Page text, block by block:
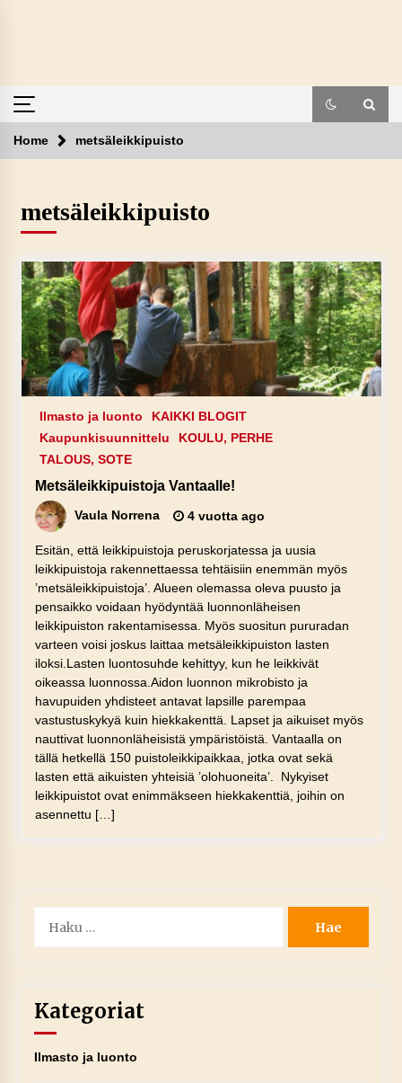
Home metsäleikkipuisto
metsäleikkipuisto
Ilmasto ja luonto
KAIKKI BLOGIT
Kaupunkisuunnittelu
KOULU, PERHE
TALOUS, SOTE
Metsäleikkipuistoja Vantaalle!
Vaula Norrena 4 vuotta ago
Esitän, että leikkipuistoja peruskorjatessa ja uusia
leikkipuistoja rakennettaessa tehtäisiin enemmän myös
’metsäleikkipuistoja’. Alueen olemassa oleva puusto ja
pensaikko voidaan hyödyntää luonnonläheisen
leikkipuiston rakentamisessa. Myös suositun pururadan
varteen voisi joskus laittaa metsäleikkipuiston lasten
iloksi.Lasten luontosuhde kehittyy, kun he leikkivät
oikeassa luonnossa.Aidon luonnon mikrobisto ja
havupuiden yhdisteet antavat lapsille parempaa
vastustuskykyä kuin hiekkakenttä. Lapset ja aikuiset myös
nauttivat luonnonläheisistä ympäristöistä. Vantaalla on
tällä hetkellä 150 puistoleikkipaikkaa, jotka ovat sekä
lasten että aikuisten yhteisiä ’olohuoneita’. Nykyiset
leikkipuistot ovat enimmäkseen hiekkakenttiä, joihin on
asennettu […]
Kategoriat
Ilmasto ja luonto